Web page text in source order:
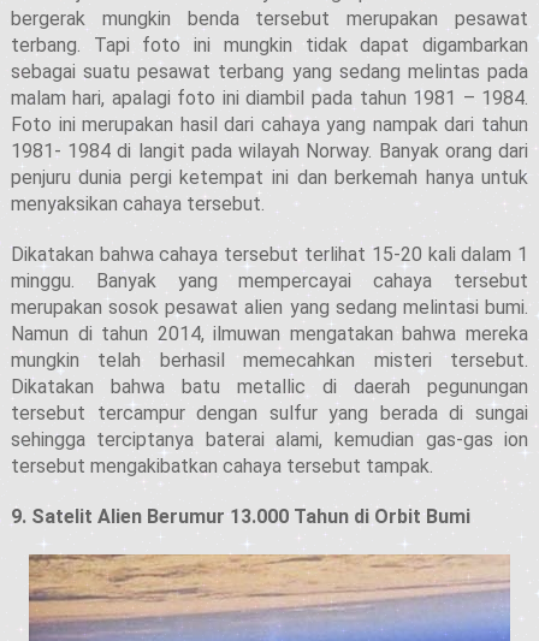
bergerak mungkin benda tersebut merupakan pesawat
terbang. Tapi foto ini mungkin tidak dapat digambarkan
sebagai suatu pesawat terbang yang sedang melintas pada
malam hari, apalagi foto ini diambil pada tahun 1981 – 1984.
Foto ini merupakan hasil dari cahaya yang nampak dari tahun
1981- 1984 di langit pada wilayah Norway. Banyak orang dari
penjuru dunia pergi ketempat ini dan berkemah hanya untuk
menyaksikan cahaya tersebut.
Dikatakan bahwa cahaya tersebut terlihat 15-20 kali dalam 1
minggu. Banyak yang mempercayai cahaya tersebut
merupakan sosok pesawat alien yang sedang melintasi bumi.
Namun di tahun 2014, ilmuwan mengatakan bahwa mereka
mungkin telah berhasil memecahkan misteri tersebut.
Dikatakan bahwa batu metallic di daerah pegunungan
tersebut tercampur dengan sulfur yang berada di sungai
sehingga terciptanya baterai alami, kemudian gas-gas ion
tersebut mengakibatkan cahaya tersebut tampak.
9. Satelit Alien Berumur 13.000 Tahun di Orbit Bumi